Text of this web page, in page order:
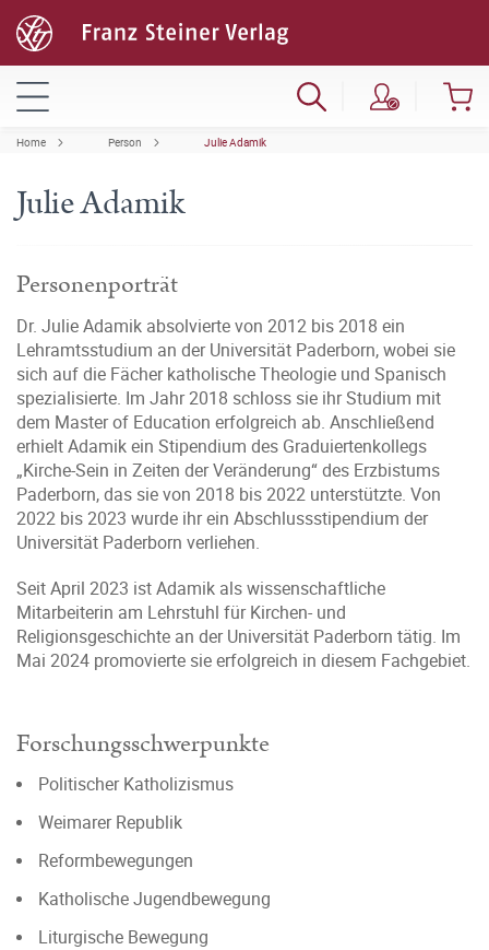
Home Person Julie Adamik
Julie Adamik
Personenporträt
Dr. Julie Adamik absolvierte von 2012 bis 2018 ein
Lehramtsstudium an der Universität Paderborn, wobei sie
sich auf die Fächer katholische Theologie und Spanisch
spezialisierte. Im Jahr 2018 schloss sie ihr Studium mit
dem Master of Education erfolgreich ab. Anschließend
erhielt Adamik ein Stipendium des Graduiertenkollegs
„Kirche-Sein in Zeiten der Veränderung“ des Erzbistums
Paderborn, das sie von 2018 bis 2022 unterstützte. Von
2022 bis 2023 wurde ihr ein Abschlussstipendium der
Universität Paderborn verliehen.
Seit April 2023 ist Adamik als wissenschaftliche
Mitarbeiterin am Lehrstuhl für Kirchen- und
Religionsgeschichte an der Universität Paderborn tätig. Im
Mai 2024 promovierte sie erfolgreich in diesem Fachgebiet.
Forschungsschwerpunkte
Politischer Katholizismus
Weimarer Republik
Reformbewegungen
Katholische Jugendbewegung
Liturgische Bewegung